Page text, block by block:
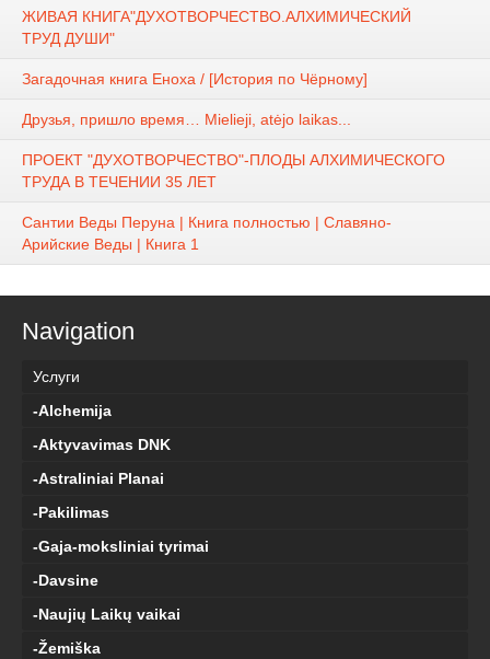
ЖИВАЯ КНИГА"ДУХОТВОРЧЕСТВО.АЛХИМИЧЕСКИЙ
ТРУД ДУШИ"
Загадочная книга Еноха / [История по Чёрному]
Друзья, пришло время… Mielieji, atėjo laikas...
ПРОЕКТ "ДУХОТВОРЧЕСТВО"-ПЛОДЫ АЛХИМИЧЕСКОГО
ТРУДА В ТЕЧЕНИИ 35 ЛЕТ
Сантии Веды Перуна | Книга полностью | Славяно-
Арийские Веды | Книга 1
Navigation
Услуги
-Alchemija
-Aktyvavimas DNK
-Astraliniai Planai
-Pakilimas
-Gaja-moksliniai tyrimai
-Davsine
-Naujių Laikų vaikai
-Žemiška